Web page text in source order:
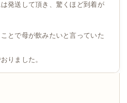
発送して頂き、驚くほど到着が
とで母が飲みたいと言っていた
りました。